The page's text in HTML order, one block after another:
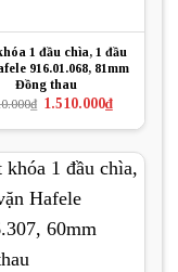
1 đầu chìa, 1 đầu
916.01.068, 81mm
Đồng thau
₫ Giá
là:
1.510.000₫Giá
hiện
tại
1.510.000₫.